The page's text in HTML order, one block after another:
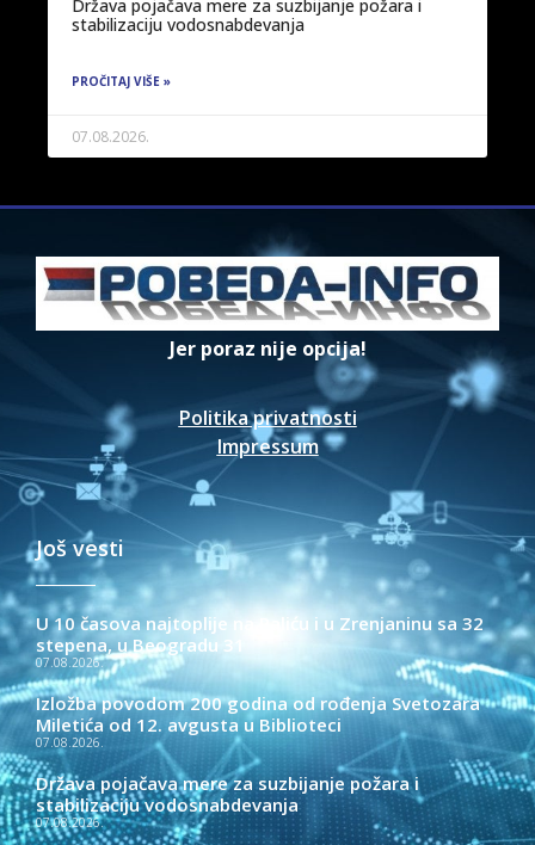
Država pojačava mere za suzbijanje požara i
stabilizaciju vodosnabdevanja
PROČITAJ VIŠE »
07.08.2026.
Jer poraz nije opcija!
Politika privatnosti
Impressum
Još vesti
U 10 časova najtoplije na Paliću i u Zrenjaninu sa 32
stepena, u Beogradu 31
07.08.2026.
Izložba povodom 200 godina od rođenja Svetozara
Miletića od 12. avgusta u Biblioteci
07.08.2026.
Država pojačava mere za suzbijanje požara i
stabilizaciju vodosnabdevanja
07.08.2026.